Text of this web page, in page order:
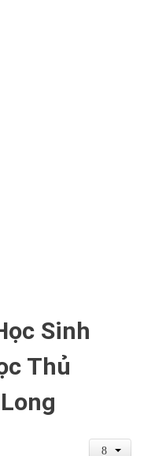
Sinh
Thủ